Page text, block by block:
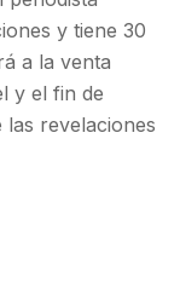
y tiene 30
a la venta
y el fin de
revelaciones